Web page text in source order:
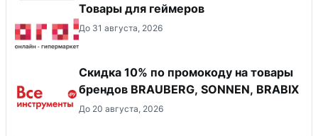
Товары для геймеров
До 31 августа, 2026
Скидка 10% по промокоду на товары
брендов BRAUBERG, SONNEN, BRABIX
До 20 августа, 2026